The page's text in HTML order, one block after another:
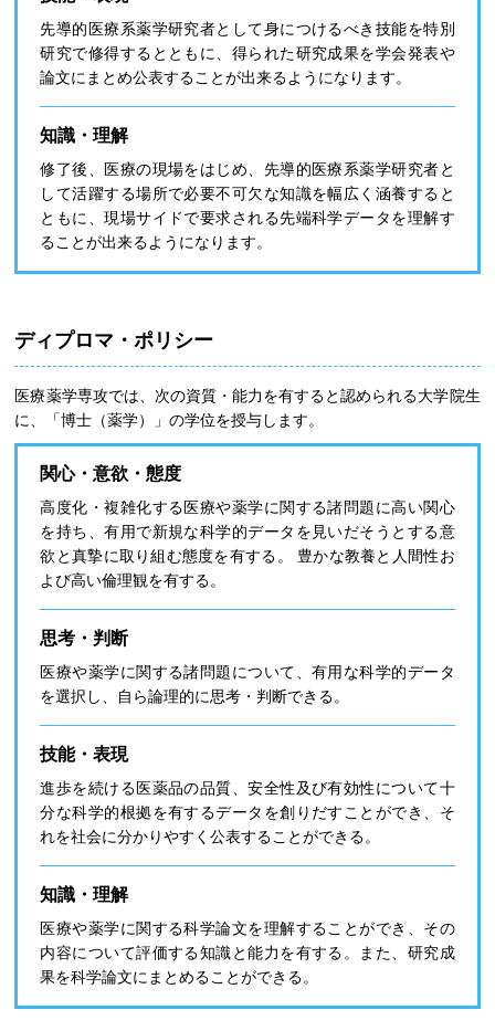
先導的医療系薬学研究者として身につけるべき技能を特別
研究で修得するとともに、得られた研究成果を学会発表や
論文にまとめ公表することが出来るようになります。
知識・理解
修了後、医療の現場をはじめ、先導的医療系薬学研究者と
して活躍する場所で必要不可欠な知識を幅広く涵養すると
ともに、現場サイドで要求される先端科学データを理解す
ることが出来るようになります。
ディプロマ・ポリシー
医療薬学専攻では、次の資質・能力を有すると認められる大学院生
に、「博士（薬学）」の学位を授与します。
関心・意欲・態度
高度化・複雑化する医療や薬学に関する諸問題に高い関心
を持ち、有用で新規な科学的データを見いだそうとする意
欲と真摯に取り組む態度を有する。 豊かな教養と人間性お
よび高い倫理観を有する。
思考・判断
医療や薬学に関する諸問題について、有用な科学的データ
を選択し、自ら論理的に思考・判断できる。
技能・表現
進歩を続ける医薬品の品質、安全性及び有効性について十
分な科学的根拠を有するデータを創りだすことができ、そ
れを社会に分かりやすく公表することができる。
知識・理解
医療や薬学に関する科学論文を理解することができ、その
内容について評価する知識と能力を有する。また、研究成
果を科学論文にまとめることができる。